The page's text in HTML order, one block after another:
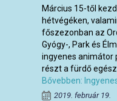
Március 15-től
hétvégéken,
főszezonban az
Gyógy-, Park és
ingyenes animátor
részt a fürdő
Bővebben:
2019. február 19.